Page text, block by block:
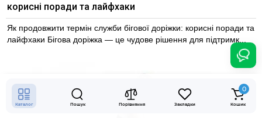
Каталог Пошук Порівняння Закладки
0
Кошик
корисні поради та лайфхаки
Як продовжити термін служби бігової доріжки: корисні поради та
лайфхаки Бігова доріжка — це чудове рішення для підтримк...